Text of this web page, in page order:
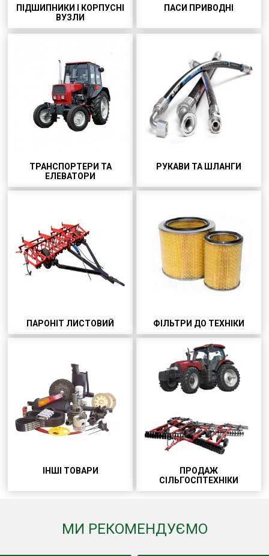
ПІДШИПНИКИ І КОРПУСНІ
ВУЗЛИ
ПАСИ ПРИВОДНІ
ТРАНСПОРТЕРИ ТА
ЕЛЕВАТОРИ
РУКАВИ ТА ШЛАНГИ
ПАРОНІТ ЛИСТОВИЙ ФІЛЬТРИ ДО ТЕХНІКИ
ІНШІ ТОВАРИ
ПРОДАЖ
СІЛЬГОСПТЕХНІКИ
МИ РЕКОМЕНДУЄМО